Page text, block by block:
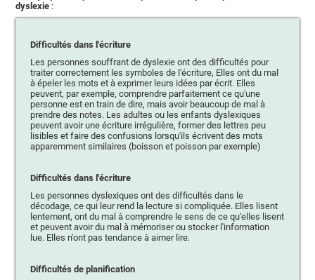
dyslexie :
Difficultés dans l'écriture
Les personnes souffrant de dyslexie ont des difficultés pour
traiter correctement les symboles de l'écriture, Elles ont du mal
à épeler les mots et à exprimer leurs idées par écrit. Elles
peuvent, par exemple, comprendre parfaitement ce qu'une
personne est en train de dire, mais avoir beaucoup de mal à
prendre des notes. Les adultes ou les enfants dyslexiques
peuvent avoir une écriture irrégulière, former des lettres peu
lisibles et faire des confusions lorsqu'ils écrivent des mots
apparemment similaires (boisson et poisson par exemple)
Difficultés dans l'écriture
Les personnes dyslexiques ont des difficultés dans le
décodage, ce qui leur rend la lecture si compliquée. Elles lisent
lentement, ont du mal à comprendre le sens de ce qu'elles lisent
et peuvent avoir du mal à mémoriser ou stocker l'information
lue. Elles n'ont pas tendance à aimer lire.
Difficultés de planification